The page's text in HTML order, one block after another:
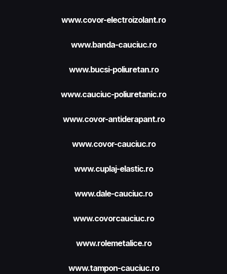
www.covor-electroizolant.ro
www.banda-cauciuc.ro
www.bucsi-poliuretan.ro
www.cauciuc-poliuretanic.ro
www.covor-antiderapant.ro
www.covor-cauciuc.ro
www.cuplaj-elastic.ro
www.dale-cauciuc.ro
www.covorcauciuc.ro
www.rolemetalice.ro
www.tampon-cauciuc.ro